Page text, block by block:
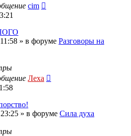
cim
» в форуме Разговоры на
Леха
» в форуме Сила духа